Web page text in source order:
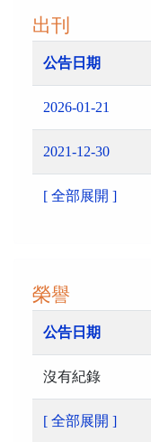
出刊
公告日期
2026-01-21
2021-12-30
[ 全部展開 ]
榮譽
公告日期
沒有紀錄
[ 全部展開 ]